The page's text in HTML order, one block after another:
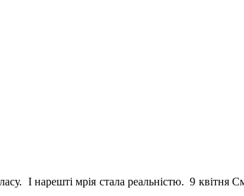
І нарешті мрія стала реальністю.9 квітня